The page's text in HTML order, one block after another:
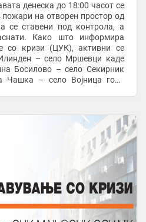
денеска до 18:00 часот се
на отворен простор од
се ставени под контрола, а
Како што информира
со кризи (ЦУК), активни се
– село Мршевци каде
Босилово – село Секирник
Чашка – село Војница гори